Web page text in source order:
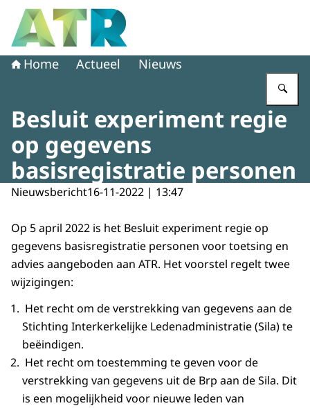
Naar de homepage van Adviescollege toetsing regeldruk
Home Actueel Nieuws
Besluit experiment regie
op gegevens
basisregistratie personen
Nieuwsbericht16-11-2022 | 13:47
Op 5 april 2022 is het Besluit experiment regie op
gegevens basisregistratie personen voor toetsing en
advies aangeboden aan ATR. Het voorstel regelt twee
wijzigingen:
Het recht om de verstrekking van gegevens aan de
Stichting Interkerkelijke Ledenadministratie (Sila) te
beëindigen.
Het recht om toestemming te geven voor de
verstrekking van gegevens uit de Brp aan de Sila. Dit
is een mogelijkheid voor nieuwe leden van